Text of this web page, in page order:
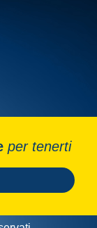
per tenerti